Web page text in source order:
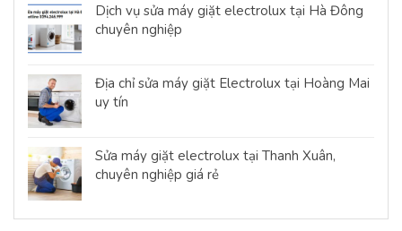
Dịch vụ sửa máy giặt electrolux tại Hà Đông
chuyên nghiệp
Địa chỉ sửa máy giặt Electrolux tại Hoàng Mai
uy tín
Sửa máy giặt electrolux tại Thanh Xuân,
chuyên nghiệp giá rẻ